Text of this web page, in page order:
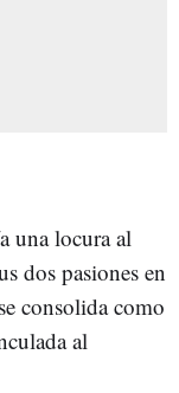
una locura al
dos pasiones en
se consolida como
al